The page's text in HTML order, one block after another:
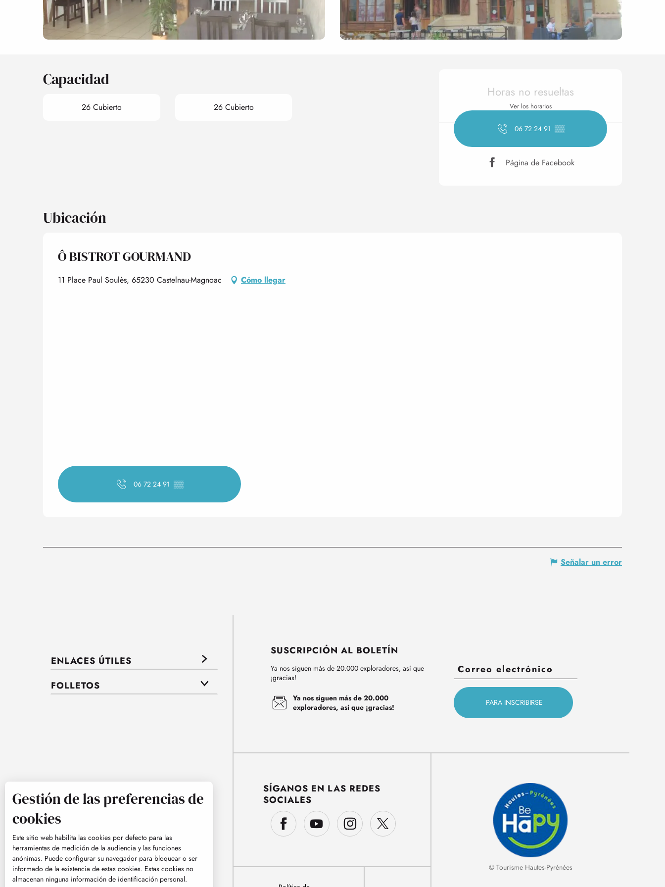
Horarios y datos de
Horas no resueltas
Ver los horarios
06 72 24 91 ▒▒
Página de Facebook
Capacidad
26 Cubierto 26 Cubierto
Ubicación
Ô BISTROT GOURMAND
11 Place Paul Soulès, 65230 Castelnau-Magnoac Cómo llegar
06 72 24 91 ▒▒
Señalar un error
ENLACES ÚTILES
FOLLETOS
SUSCRIPCIÓN AL BOLETÍN
Ya nos siguen más de 20.000 exploradores, así que
¡gracias!
Ya nos siguen más de 20.000
exploradores, así que ¡gracias!
SÍGANOS EN LAS REDES
SOCIALES
© Tourisme Hautes-Pyrénées
Gestión de las preferencias de
cookies
Este sitio web habilita las cookies por defecto para las
herramientas de medición de la audiencia y las funciones
anónimas. Puede configurar su navegador para bloquear o ser
informado de la existencia de estas cookies. Estas cookies no
almacenan ninguna información de identificación personal.